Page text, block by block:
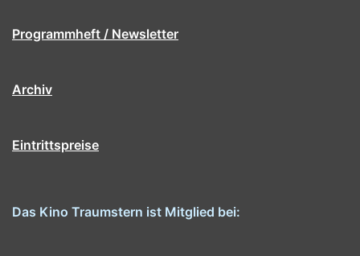
Programmheft / Newsletter
Archiv
Eintrittspreise
Das Kino Traumstern ist Mitglied bei: